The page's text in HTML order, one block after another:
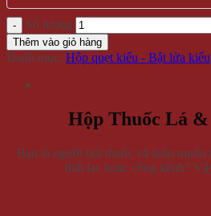
Số lượng
Thêm vào giỏ hàng
Danh mục: Hộp quẹt kiểu - Bật lửa kiểu
Hộp Thuốc Lá
Bạn là người hút thuốc và luôn
thất lạc hoặc cồng kềnh?